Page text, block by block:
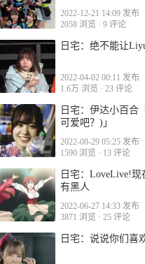
2022-12-21 14:09 发布
2058 浏览 · 9 评论
日宅：绝不能让
2022-04-02 00:11 发布
1.6万 浏览 · 23 评论
日宅：伊达小百合
可爱吧？)」
2022-08-29 05:25 发布
1590 浏览 · 13 评论
日宅：LoveLive!
有黑人
2022-06-27 14:33 发布
3871 浏览 · 25 评论
日宅：说说你们喜